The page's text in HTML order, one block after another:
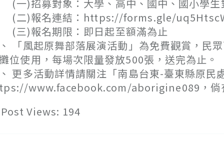
)招募對象：大學、高中、國中、國小學生
)報名連結：https://forms.gle/
)報名期限：即日起至額滿為止
「風起原舞部落展演活動」為免費觀賞，民
位使用，每場次限量發放500張，送完為止。
更多活動詳情請關注「南島台東-臺東縣原民
www.facebook.com/aborigine089，倘
Post Views: 194